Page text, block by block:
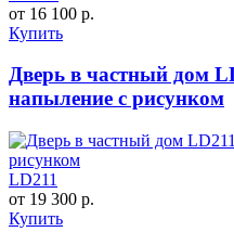
от 16 100 р.
Купить
Дверь в частный дом
напыление с рисунком
LD211
от 19 300 р.
Купить